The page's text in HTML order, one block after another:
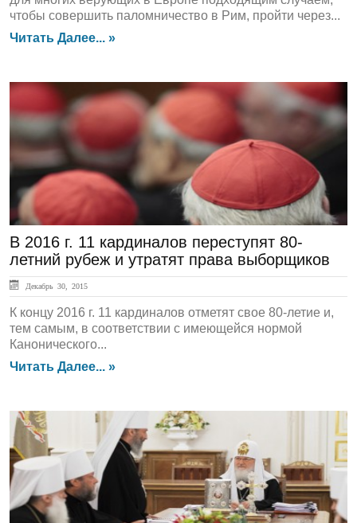
чтобы совершить паломничество в Рим, пройти через...
Читать Далее... »
ЛЕНТА НОВОСТЕЙ
В 2016 г. 11 кардиналов переступят 80-
летний рубеж и утратят права выборщиков
Декабрь 30, 2015
К концу 2016 г. 11 кардиналов отметят свое 80-летие и,
тем самым, в соответствии с имеющейся нормой
Канонического...
Читать Далее... »
Обзор СМИ